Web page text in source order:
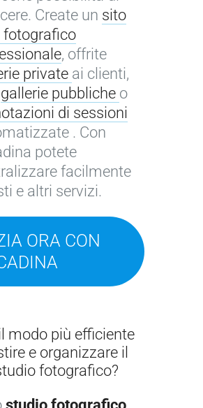
Create un sito
fotografico
, offrite
private ai clienti,
gallerie pubbliche o
di sessioni
. Con
potete
facilmente
e altri servizi.
ORA CON
modo più efficiente
e organizzare il
fotografico?